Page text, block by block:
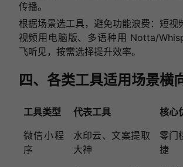
传播。
根据场景选工具，避免功能浪费：短视
视频用电脑版、多语种用 Notta/
飞听见，按需选择提升效率。
四、各类工具适用场景横
工具类型 代表工具 核心
微信小程
序
水印云、文案提取
大神
零门
捷